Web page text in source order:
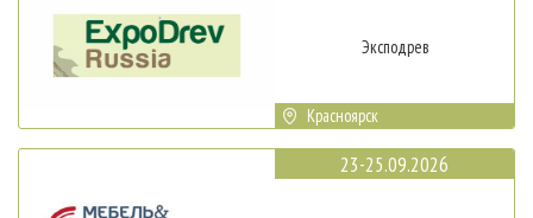
Эксподрев
Красноярск
23-25.09.2026